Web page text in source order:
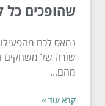
שהופכים כל
נמאס לכם
שורה של משחקים
מהם...
קרא עוד »